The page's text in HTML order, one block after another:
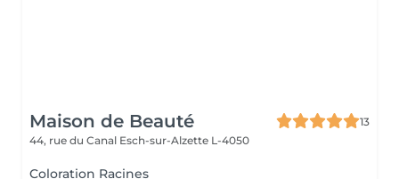
Maison de Beauté
13
44, rue du Canal Esch-sur-Alzette L-4050
Coloration Racines